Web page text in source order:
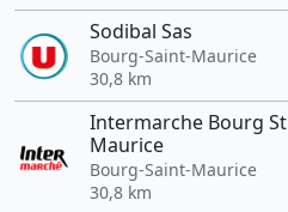
Sodibal Sas
Bourg-Saint-Maurice
30,8 km
Intermarche Bourg St
Maurice
Bourg-Saint-Maurice
30,8 km